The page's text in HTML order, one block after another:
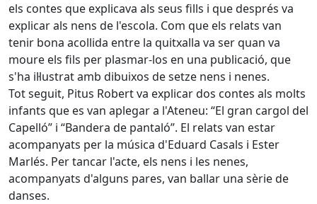
els contes que explicava als seus fills i que després va
explicar als nens de l'escola. Com que els relats van
tenir bona acollida entre la quitxalla va ser quan va
moure els fils per plasmar-los en una publicació, que
s'ha il·lustrat amb dibuixos de setze nens i nenes.
Tot seguit, Pitus Robert va explicar dos contes als molts
infants que es van aplegar a l'Ateneu: “El gran cargol del
Capelló” i “Bandera de pantaló”. El relats van estar
acompanyats per la música d'Eduard Casals i Ester
Marlés. Per tancar l'acte, els nens i les nenes,
acompanyats d'alguns pares, van ballar una sèrie de
danses.